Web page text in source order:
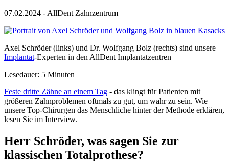
07.02.2024 - AllDent Zahnzentrum
Axel Schröder (links) und Dr. Wolfgang Bolz (rechts) sind unsere
Implantat-Experten in den AllDent Implantatzentren
Lesedauer: 5 Minuten
Feste dritte Zähne an einem Tag - das klingt für Patienten mit
größeren Zahnproblemen oftmals zu gut, um wahr zu sein. Wie
unsere Top-Chirurgen das Menschliche hinter der Methode erklären,
lesen Sie im Interview.
Herr Schröder, was sagen Sie zur
klassischen Totalprothese?